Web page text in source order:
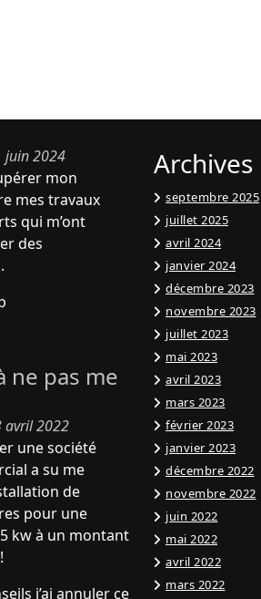
juin 2024
mon
mes travaux
qui m’ont
des
ne pas me
avril 2022
une société
a su me
de
pour une
kw à un montant
j’ai annuler ce
Archives
septembre 2025
juillet 2025
avril 2024
janvier 2024
décembre 2023
novembre 2023
juillet 2023
mai 2023
avril 2023
mars 2023
février 2023
janvier 2023
décembre 2022
novembre 2022
juin 2022
mai 2022
avril 2022
mars 2022